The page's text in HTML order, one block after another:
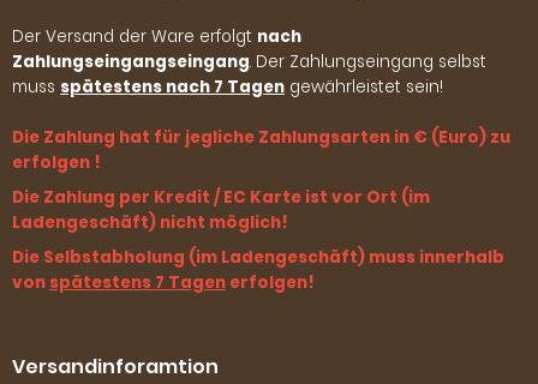
Der Versand der Ware erfolgt nach
Zahlungseingangseingang. Der Zahlungseingang selbst
muss spätestens nach 7 Tagen gewährleistet sein!
Die Zahlung hat für jegliche Zahlungsarten in € (Euro) zu
erfolgen !
Die Zahlung per Kredit / EC Karte ist vor Ort (im
Ladengeschäft) nicht möglich!
Die Selbstabholung (im Ladengeschäft) muss innerhalb
von spätestens 7 Tagen erfolgen!
Versandinforamtion